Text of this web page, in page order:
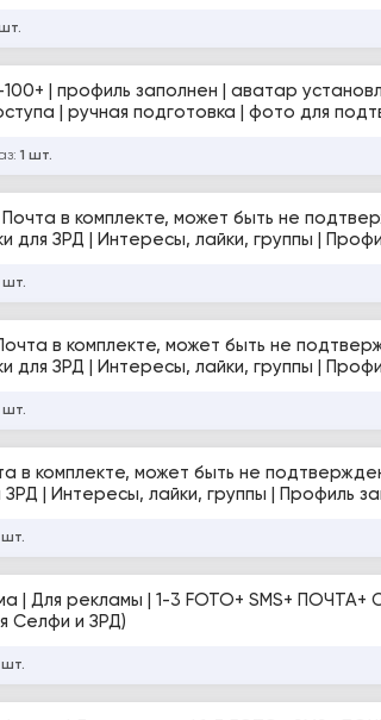
| профиль заполнен | аватар
| ручная подготовка | фото для
1 шт.
в комплекте, может быть не
ЗРД | Интересы, лайки, группы |
шт.
в комплекте, может быть не
ЗРД | Интересы, лайки, группы |
шт.
в комплекте, может быть не
| Интересы, лайки, группы | Профиль
шт.
| Для рекламы | 1-3 FOTO+ SMS+ ПОЧТА+
Селфи и ЗРД)
шт.